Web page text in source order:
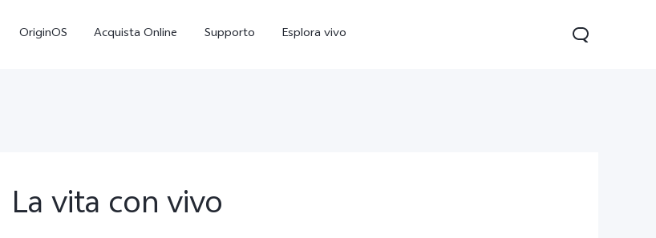
OriginOS Acquista Online Supporto Esplora vivo
La vita con vivo